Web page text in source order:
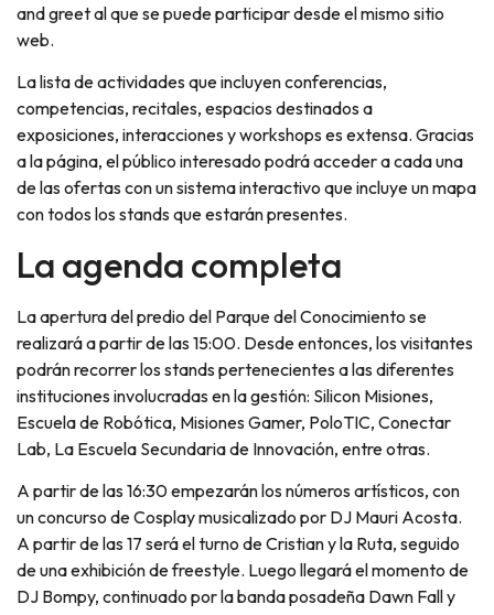
and greet al que se puede participar desde el mismo sitio
web.
La lista de actividades que incluyen conferencias,
competencias, recitales, espacios destinados a
exposiciones, interacciones y workshops es extensa. Gracias
a la página, el público interesado podrá acceder a cada una
de las ofertas con un sistema interactivo que incluye un mapa
con todos los stands que estarán presentes.
La agenda completa
La apertura del predio del Parque del Conocimiento se
realizará a partir de las 15:00. Desde entonces, los visitantes
podrán recorrer los stands pertenecientes a las diferentes
instituciones involucradas en la gestión: Silicon Misiones,
Escuela de Robótica, Misiones Gamer, PoloTIC, Conectar
Lab, La Escuela Secundaria de Innovación, entre otras.
A partir de las 16:30 empezarán los números artísticos, con
un concurso de Cosplay musicalizado por DJ Mauri Acosta.
A partir de las 17 será el turno de Cristian y la Ruta, seguido
de una exhibición de freestyle. Luego llegará el momento de
DJ Bompy, continuado por la banda posadeña Dawn Fall y